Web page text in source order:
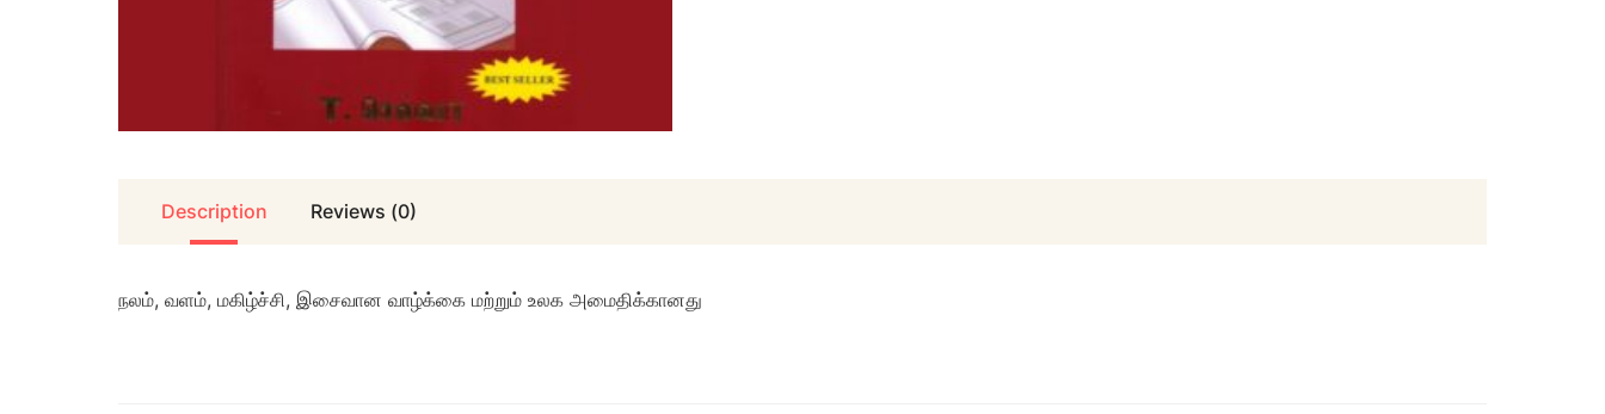
Description Reviews (0)
நலம், வளம், மகிழ்ச்சி, இசைவான வாழ்க்கை மற்றும் உலக அமைதிக்கானது